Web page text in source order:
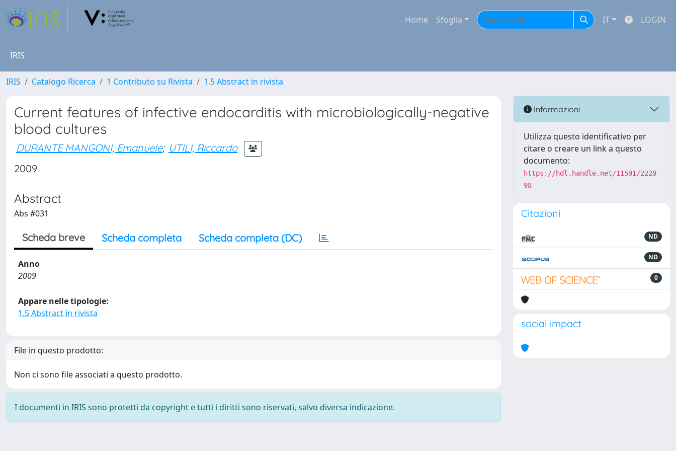
Home Sfoglia IT LOGIN
IRIS
IRIS Catalogo Ricerca 1 Contributo su Rivista 1.5 Abstract in rivista
Current features of infective endocarditis with microbiologically-negative
blood cultures
DURANTE MANGONI, Emanuele; UTILI, Riccardo
2009
Abstract
Abs #031
Scheda breve Scheda completa Scheda completa (DC)
Anno
2009
Appare nelle tipologie:
1.5 Abstract in rivista
File in questo prodotto:
Non ci sono file associati a questo prodotto.
I documenti in IRIS sono protetti da copyright e tutti i diritti sono riservati, salvo diversa indicazione.
Informazioni
Utilizza questo identificativo per
citare o creare un link a questo
documento:
https://hdl.handle.net/11591/2220
98
Citazioni
ND
ND
0
social impact